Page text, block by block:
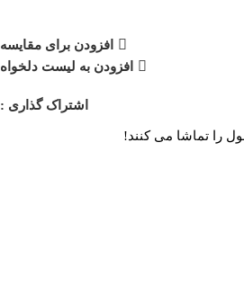
افزودن برای مقایسه
افزودن به لیست دلخواه
اشتراک گذاری :
را تماشا می کنند!